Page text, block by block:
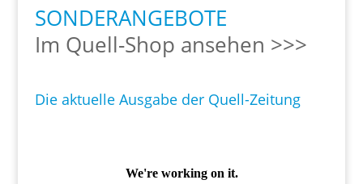
SONDERANGEBOTE
Im Quell-Shop ansehen >>>
Die aktuelle Ausgabe der Quell-Zeitung